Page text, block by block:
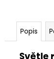
Popis
Světle